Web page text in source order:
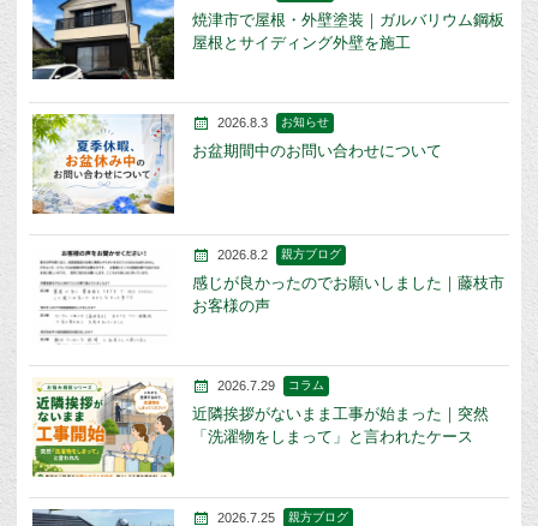
焼津市で屋根・外壁塗装｜ガルバリウム鋼板
屋根とサイディング外壁を施工
2026.8.3 お知らせ
お盆期間中のお問い合わせについて
2026.8.2 親方ブログ
感じが良かったのでお願いしました｜藤枝市
お客様の声
2026.7.29 コラム
近隣挨拶がないまま工事が始まった｜突然
「洗濯物をしまって」と言われたケース
2026.7.25 親方ブログ